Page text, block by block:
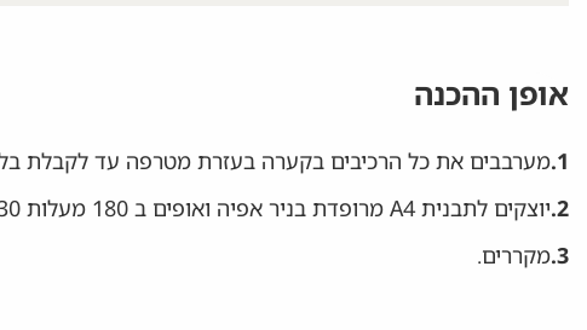
אופן ההכנה
1. מערבבים את כל הרכיבים בקערה בעזרת מטרפה עד לקבלת
2. יוצקים לתבנית A4 מרופדת בניר אפיה ואופים ב 180 מעלות 25-30 דקות להשחמה והתייצבות של העוגה.
3. מקררים.